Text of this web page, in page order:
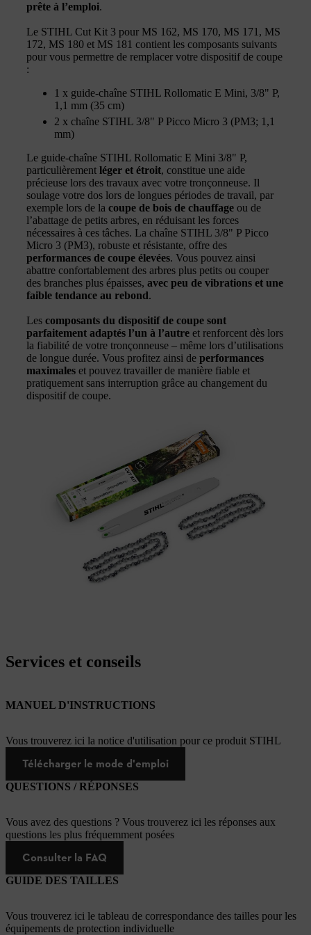
prête à l’emploi.
Le STIHL Cut Kit 3 pour MS 162, MS 170, MS 171, MS
172, MS 180 et MS 181 contient les composants suivants
pour vous permettre de remplacer votre dispositif de coupe
:
1 x guide-chaîne STIHL Rollomatic E Mini, 3/8" P,
1,1 mm (35 cm)
2 x chaîne STIHL 3/8" P Picco Micro 3 (PM3; 1,1
mm)
Le guide-chaîne STIHL Rollomatic E Mini 3/8" P,
particulièrement léger et étroit, constitue une aide
précieuse lors des travaux avec votre tronçonneuse. Il
soulage votre dos lors de longues périodes de travail, par
exemple lors de la coupe de bois de chauffage ou de
l’abattage de petits arbres, en réduisant les forces
nécessaires à ces tâches. La chaîne STIHL 3/8" P Picco
Micro 3 (PM3), robuste et résistante, offre des
performances de coupe élevées. Vous pouvez ainsi
abattre confortablement des arbres plus petits ou couper
des branches plus épaisses, avec peu de vibrations et une
faible tendance au rebond.
Les composants du dispositif de coupe sont
parfaitement adaptés l’un à l’autre et renforcent dès lors
la fiabilité de votre tronçonneuse – même lors d’utilisations
de longue durée. Vous profitez ainsi de performances
maximales et pouvez travailler de manière fiable et
pratiquement sans interruption grâce au changement du
dispositif de coupe.
Services et conseils
MANUEL D'INSTRUCTIONS
Vous trouverez ici la notice d'utilisation pour ce produit STIHL
Télécharger le mode d'emploi
QUESTIONS / RÉPONSES
Vous avez des questions ? Vous trouverez ici les réponses aux
questions les plus fréquemment posées
Consulter la FAQ
GUIDE DES TAILLES
Vous trouverez ici le tableau de correspondance des tailles pour les
équipements de protection individuelle